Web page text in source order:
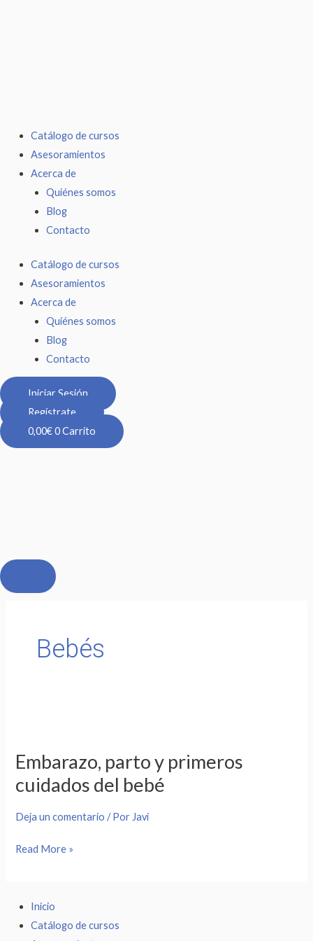
Catálogo de cursos
Asesoramientos
Acerca de
Quiénes somos
Blog
Contacto
Catálogo de cursos
Asesoramientos
Acerca de
Quiénes somos
Blog
Contacto
Iniciar Sesión
Regístrate
0,00€0Carrito
Bebés
Embarazo, parto y primeros
cuidados del bebé
Deja un comentario / Por Javi
y
primeros
del
Read More »
Inicio
Catálogo de cursos